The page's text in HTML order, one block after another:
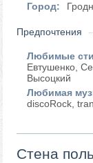
Город:
Предпочтения
Любимые
Евтушенко,
Высоцкий
Любимая
discoRock,
Стена